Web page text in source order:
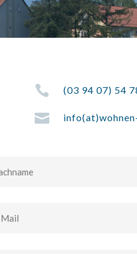
 (03 94 07) 54
